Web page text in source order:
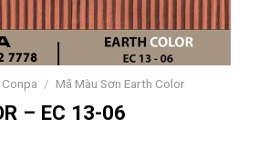
/ Mã Màu Sơn Earth Color
– EC 13-06